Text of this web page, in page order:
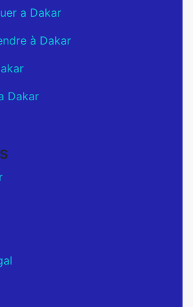
a Dakar
à Dakar
Dakar